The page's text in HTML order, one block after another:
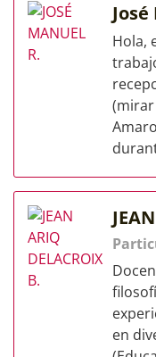
Hola,
(mirar
en